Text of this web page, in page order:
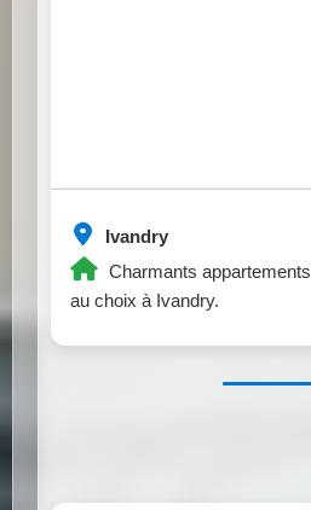
Ivandry
Charmants
au choix à Ivandry.